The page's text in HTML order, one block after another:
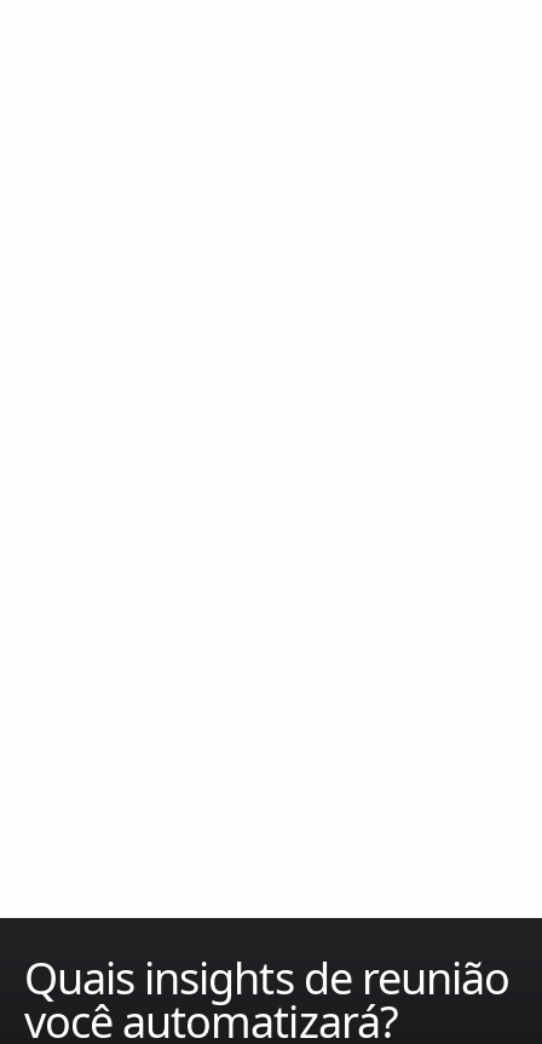
Quais insights de reunião
você automatizará?